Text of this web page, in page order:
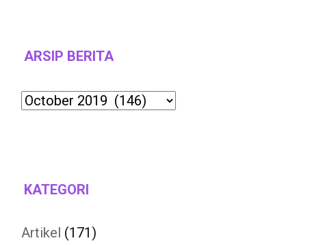
ARSIP BERITA
Archives
KATEGORI
Artikel (171)